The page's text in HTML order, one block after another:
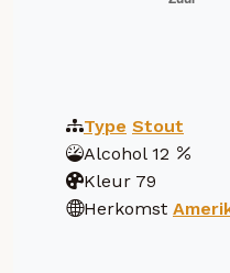
Type Stout
Alcohol 12
Kleur 79
Herkomst